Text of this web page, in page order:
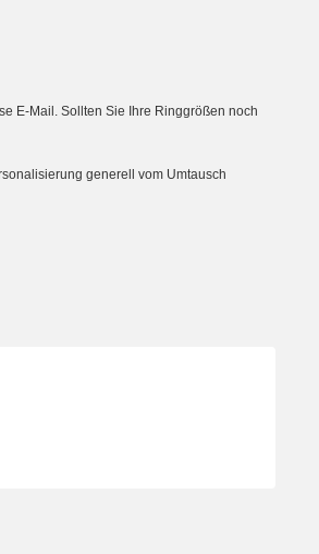
E-Mail. Sollten Sie Ihre Ringgrößen noch
generell vom Umtausch